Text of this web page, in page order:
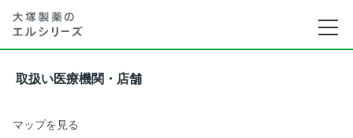
取扱い医療機関・店舗
マップを見る